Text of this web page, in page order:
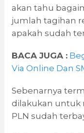
akan tahu
jumlah tagihan
apakah sudah
BACA JUGA :
Via Online Dan
Sebenarnya
dilakukan untuk
PLN sudah